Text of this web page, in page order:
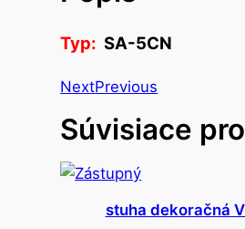
u
.
e
a
d
Typ:SA-5CN
NextPrevious
Súvisiace
stuha dekoračná